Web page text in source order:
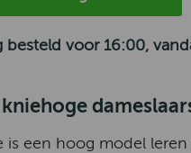
besteld voor 16:00,
is een hoog model